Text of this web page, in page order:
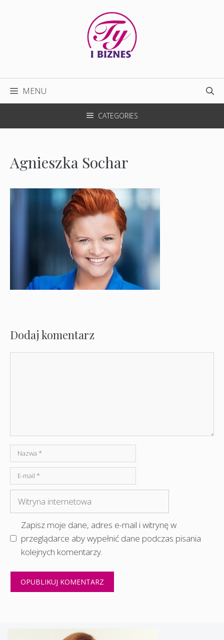
MENU
CATEGORIES
Agnieszka Sochar
Dodaj komentarz
Nazwa
mail
internetowa
Zapisz moje dane, adres e-mail i witrynę w
przeglądarce aby wypełnić dane podczas pisania
kolejnych komentarzy.